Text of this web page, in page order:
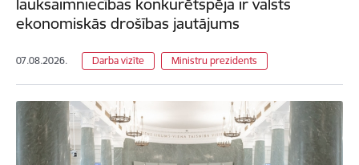
ekonomiskās drošības jautājums
07.08.2026. Darba vizīte Ministru prezidents